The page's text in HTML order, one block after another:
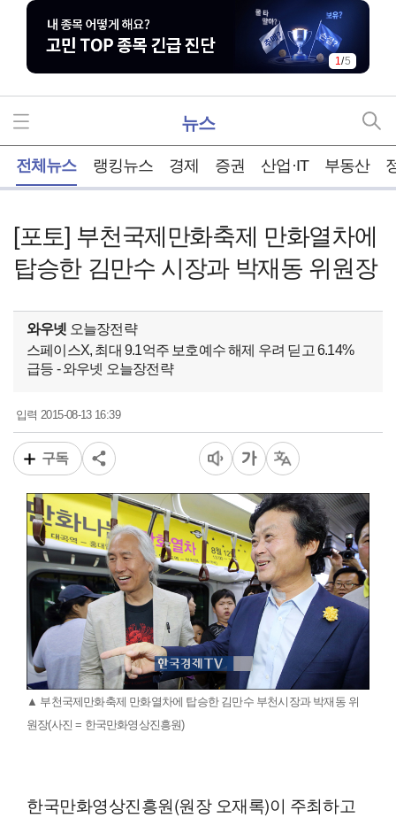
1/5
뉴스
전체뉴스 랭킹뉴스 경제 증권 산업·IT 부동산
[포토] 부천국제만화축제 만화열차에
탑승한 김만수 시장과 박재동 위원장
와우넷 오늘장전략
스페이스X, 최대 9.1억주 보호예수 해제 우려 딛고 6.14%
급등 - 와우넷 오늘장전략
입력2015-08-13 16:39
구독
▲ 부천국제만화축제 만화열차에 탑승한 김만수 부천시장과 박재동 위
원장(사진 = 한국만화영상진흥원)
한국만화영상진흥원(원장 오재록)이 주최하고